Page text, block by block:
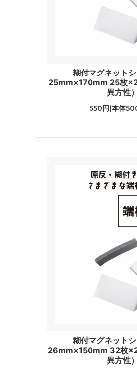
糊付マグネット
25mm×170mm 25枚
異方性
550円(本体
糊付マグネット
26mm×150mm 32枚
異方性